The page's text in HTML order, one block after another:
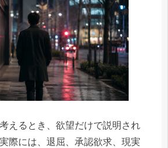
えるとき、欲望だけで説明され
際には、退屈、承認欲求、現実